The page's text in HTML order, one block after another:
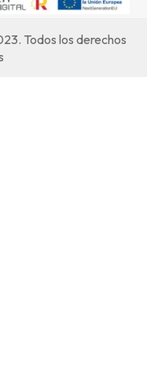
Todos los derechos